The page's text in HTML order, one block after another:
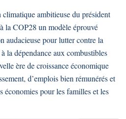
ambitieuse du président
la COP28 un modèle éprouvé
audacieuse pour lutter contre la
la dépendance aux combustibles
ère de croissance économique
d’emplois bien rémunérés et
économies pour les familles et les